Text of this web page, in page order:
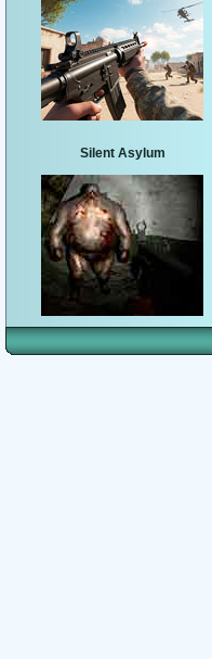
Silent Asylum